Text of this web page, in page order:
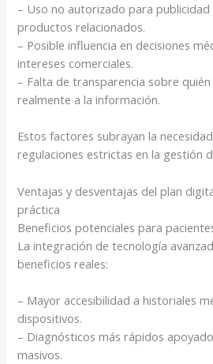
– Uso no autorizado para
productos relacionados.
– Posible influencia en decisiones
intereses comerciales.
– Falta de transparencia sobre
realmente a la información.
Estos factores subrayan la
regulaciones estrictas en la gestión
Ventajas y desventajas del plan
práctica
Beneficios potenciales para
La integración de tecnología
beneficios reales:
– Mayor accesibilidad a historiales
dispositivos.
– Diagnósticos más rápidos
masivos.